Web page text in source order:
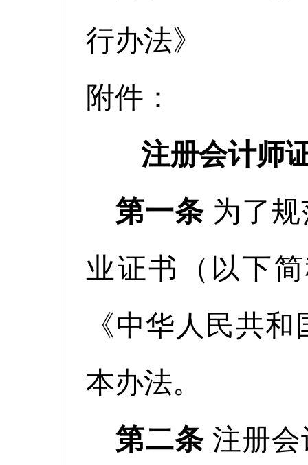
行办法》
附件：
注册会计师
第一条为了规
业证书（以下
《中华人民共
本办法。
第二条注册会